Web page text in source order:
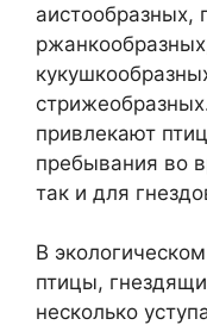
аистообразных,
привлекают
пребывания во
так и для
В
птицы,
несколько